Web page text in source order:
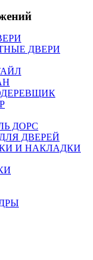
ДВЕРИ
ДОРС
ДВЕРЕЙ
И НАКЛАДКИ